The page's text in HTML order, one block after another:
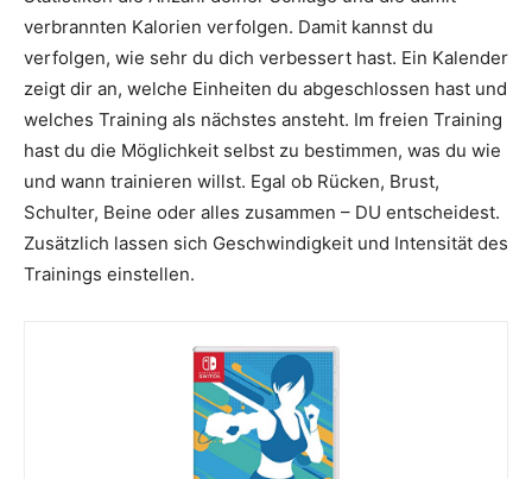
verbrannten Kalorien verfolgen. Damit kannst du
verfolgen, wie sehr du dich verbessert hast. Ein Kalender
zeigt dir an, welche Einheiten du abgeschlossen hast und
welches Training als nächstes ansteht. Im freien Training
hast du die Möglichkeit selbst zu bestimmen, was du wie
und wann trainieren willst. Egal ob Rücken, Brust,
Schulter, Beine oder alles zusammen – DU entscheidest.
Zusätzlich lassen sich Geschwindigkeit und Intensität des
Trainings einstellen.